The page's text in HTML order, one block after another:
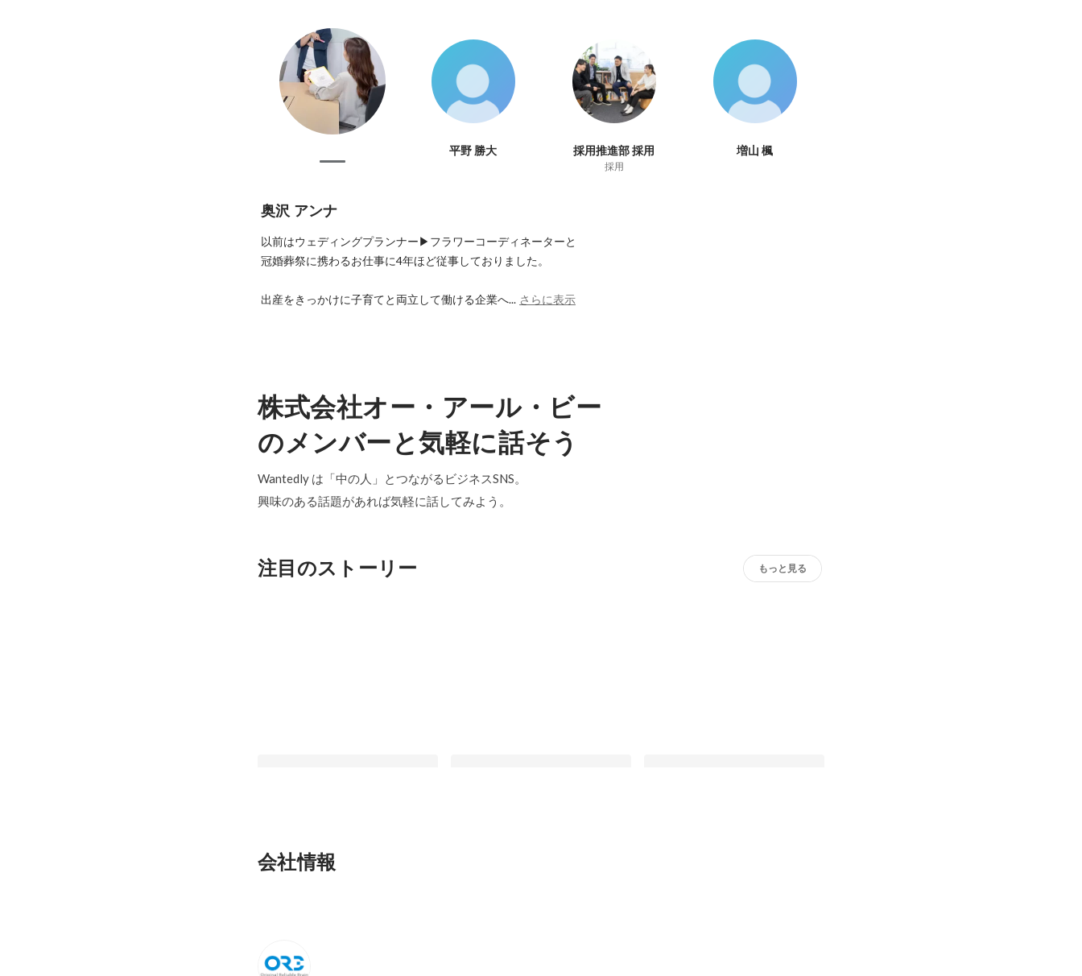
平野 勝大 採用推進部 採用
採用
増山 楓
奥沢 アンナ
以前はウェディングプランナー▶︎フラワーコーディネーターと
冠婚葬祭に携わるお仕事に4年ほど従事しておりました。
出産をきっかけに子育てと両立して働ける企業へ... さらに表示
株式会社オー・アール・ビー
のメンバーと気軽に話そう
Wantedly は「中の人」とつながるビジネスSNS。
興味のある話題があれば気軽に話してみよう。
注目のストーリー もっと見る
【リフレッシュしながら働ける場
所】福利厚生どんなものがあります
会社情報